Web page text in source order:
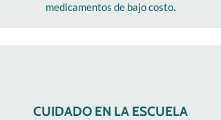
medicamentos de bajo costo.
CUIDADO EN LA ESCUELA